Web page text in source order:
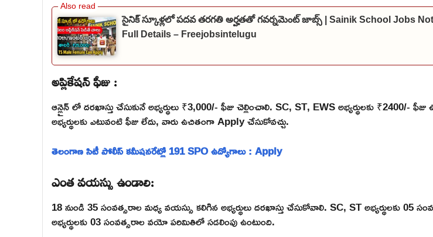
సైనిక్ స్కూళ్లలో పదవ తరగతి అర్హతతో గవర్నమెంట్ జాబ్స్ | Sainik School Jobs
Full Details – Freejobsintelugu
అప్లికేషన్ ఫీజు :
ఆన్లైన్ లో దరఖాస్తు చేసుకునే అభ్యర్థులు ₹3,000/- ఫీజు చెల్లించాలి. SC, ST, EWS అభ్యర్థులకు ₹2400/-
అభ్యర్థులకు ఎటువంటి ఫీజు లేదు, వారు ఉచితంగా Apply చేసుకోవచ్చు.
తెలంగాణ సిటీ పోలీస్ కమీషనరేట్లో 191 SPO ఉద్యోగాలు : Apply
ఎంత వయస్సు ఉండాలి:
18 నుండి 35 సంవత్సరాల మధ్య వయస్సు కలిగిన అభ్యర్థులు దరఖాస్తు చేసుకోవాలి. SC, ST అభ్యర్థులకు 05
అభ్యర్థులకు 03 సంవత్సరాల వయో పరిమితిలో సడలింపు ఉంటుంది.